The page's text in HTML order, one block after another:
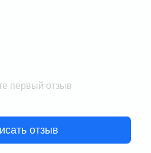
первый отзыв
отзыв